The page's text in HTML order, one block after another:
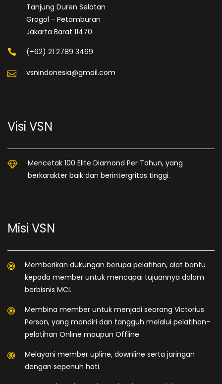
Tanjung Duren Selatan
Grogol - Petamburan
Jakarta Barat 11470
(+62) 21 2789 3469
vsnindonesia@gmail.com
Visi VSN
Mencetak 100 Elite Diamond Per Tahun, yang
berkarakter baik dan berintergritas tinggi.
Misi VSN
Memberikan dukungan berupa pelatihan, alat bantu
kepada member untuk mencapai tujuannya dalam
berbisnis MCI.
Membina member untuk menjadi seorang Victorius
Person, yang mandiri dan tangguh melalui pelatihan-
pelatihan Online maupun Offline.
Melayani member upline, downline serta jaringan
dengan sepenuh hati.